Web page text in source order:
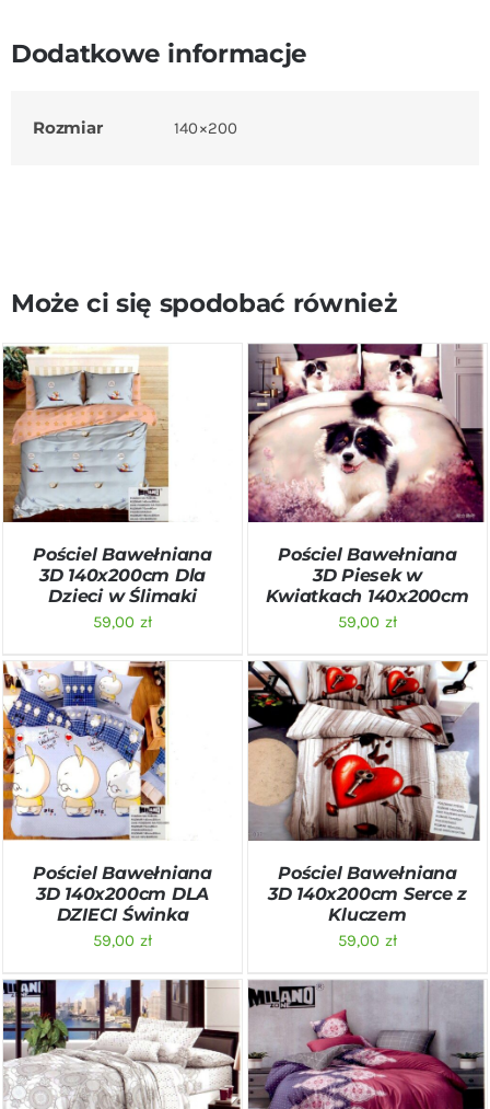
Dodatkowe informacje
Rozmiar 140×200
Może ci się spodobać również
DODAJ DO KOSZYKA
SZCZEGÓŁY
Pościel Bawełniana
3D 140x200cm Dla
Dzieci w Ślimaki
59,00 zł
DODAJ DO KOSZYKA
/
SZCZEGÓŁY
Pościel Bawełniana
3D Piesek w
Kwiatkach 140x200cm
59,00 zł
DODAJ DO KOSZYKA
SZCZEGÓŁY
Pościel Bawełniana
3D 140x200cm DLA
DZIECI Świnka
59,00 zł
DODAJ DO KOSZYKA
/
SZCZEGÓŁY
Pościel Bawełniana
3D 140x200cm Serce z
Kluczem
59,00 zł
DODAJ DO KOSZYKA
/
SZCZEGÓŁY
DODAJ DO KOSZYKA
/
SZCZEGÓŁY